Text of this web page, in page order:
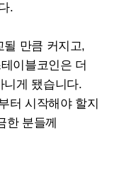
.
될 만큼 커지고,
이블코인은 더
니게 됐습니다.
터 시작해야 할지
한 분들께